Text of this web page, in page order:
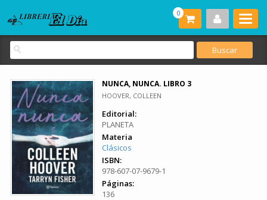
0
NUNCA, NUNCA. LIBRO 3
HOOVER, COLLEEN
Editorial:
PLANETA
Materia
Clásicos
ISBN:
978-607-07-9679-1
Páginas:
136